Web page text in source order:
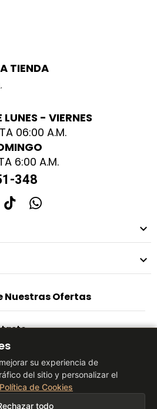
TIENDA
- VIERNES
06:00 A.M.
6:00 A.M.
348


Nuestras Ofertas
Co, S.L
su experiencia de
del sitio y personalizar el
de Cookies
todo